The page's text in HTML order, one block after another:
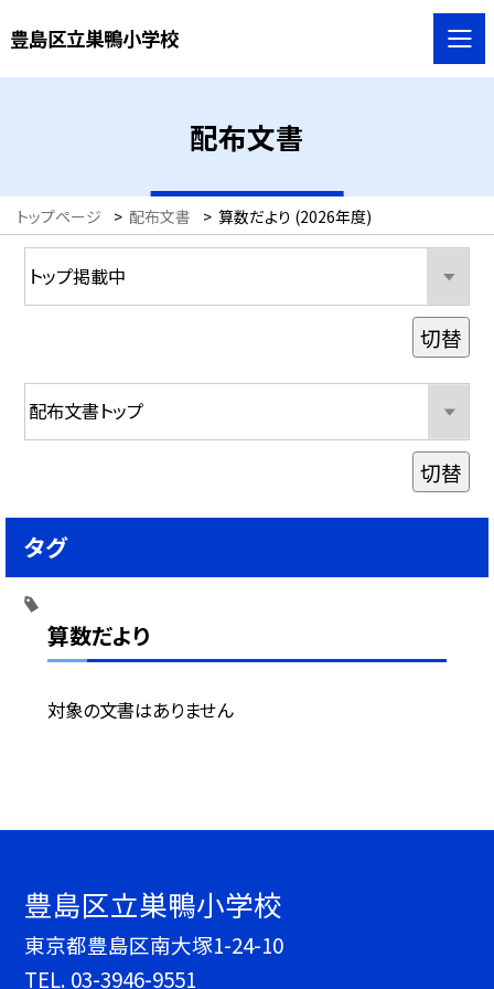
豊島区立巣鴨小学校
配布文書
トップページ > 配布文書 > 算数だより (2026年度)
算数だより
対象の文書はありません
切替
切替
タグ
豊島区立巣鴨小学校
東京都豊島区南大塚1-24-10
TEL. 03-3946-9551